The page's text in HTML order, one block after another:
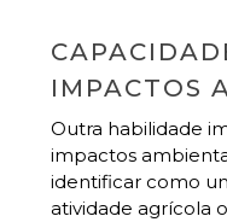
IMPACTOS
Outra habilidade
impactos
identificar como
atividade agrícola